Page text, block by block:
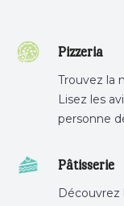
Pizzeria
Trouvez la
Lisez les
personne
Pâtisserie
Découvrez